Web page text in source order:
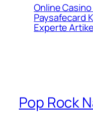
Online
Paysafecard
Experte
Pop Rock